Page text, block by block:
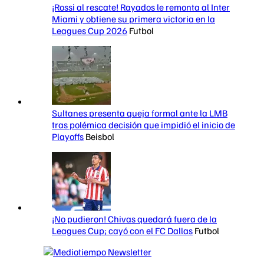
¡Rossi al rescate! Rayados le remonta al Inter
Miami y obtiene su primera victoria en la
Leagues Cup 2026 Futbol
Sultanes presenta queja formal ante la LMB
tras polémica decisión que impidió el inicio de
Playoffs Beisbol
¡No pudieron! Chivas quedará fuera de la
Leagues Cup; cayó con el FC Dallas Futbol